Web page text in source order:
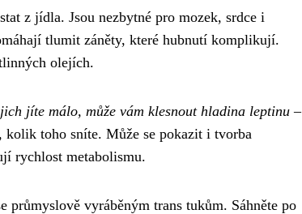
z jídla. Jsou nezbytné pro mozek, srdce i
tlumit záněty, které hubnutí komplikují.
olejích.
jíte málo, může vám klesnout hladina leptinu –
kolik toho sníte. Může se pokazit i tvorba
rychlost metabolismu.
průmyslově vyráběným trans tukům. Sáhněte po